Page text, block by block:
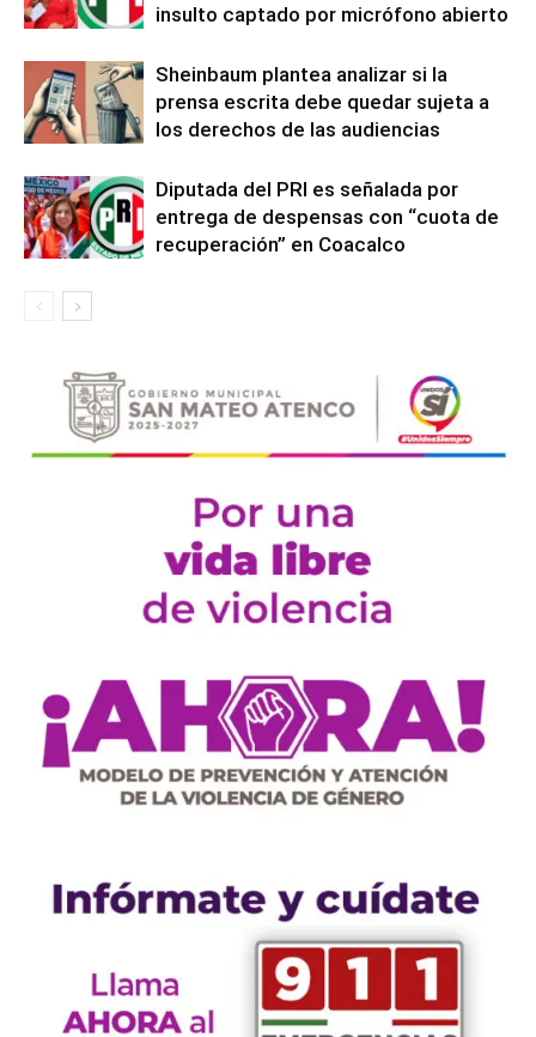
insulto captado por micrófono abierto
Sheinbaum plantea analizar si la
prensa escrita debe quedar sujeta a
los derechos de las audiencias
Diputada del PRI es señalada por
entrega de despensas con “cuota de
recuperación” en Coacalco